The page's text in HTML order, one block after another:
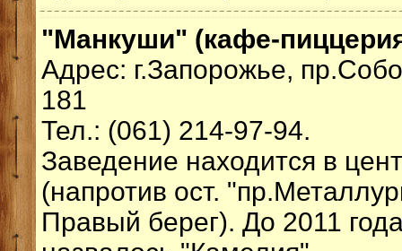
"Манкуши" (кафе-
Адрес: г.Запорожье,
181
Тел.: (061) 214-97-94.
Заведение находится в
(напротив ост.
Правый берег). До 2011